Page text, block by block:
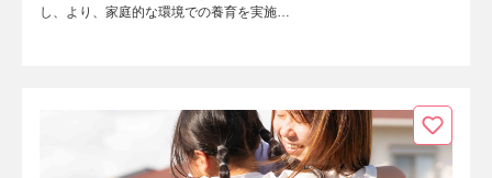
し、より、家庭的な環境での養育を実施…